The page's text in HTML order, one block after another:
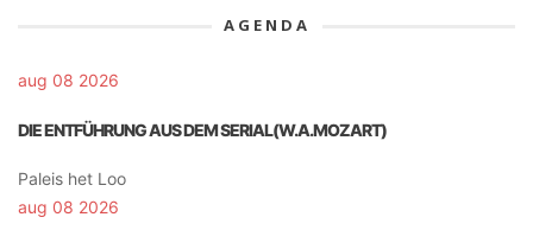
AGENDA
aug 08 2026
DIE ENTFÜHRUNG AUS DEM SERIAL(W.A.MOZART)
Paleis het Loo
aug 08 2026